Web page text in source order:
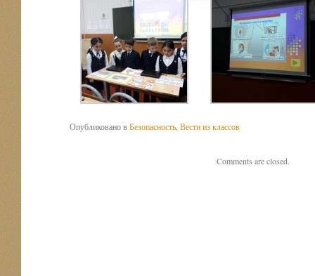
Опубликовано вБезопасность Вести из классов
Comments are closed.